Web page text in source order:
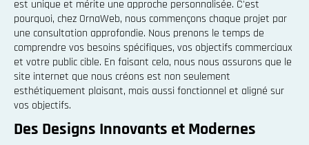
est unique et mérite une approche personnalisée. C'est
pourquoi, chez OrnaWeb, nous commençons chaque projet par
une consultation approfondie. Nous prenons le temps de
comprendre vos besoins spécifiques, vos objectifs commerciaux
et votre public cible. En faisant cela, nous nous assurons que le
site internet que nous créons est non seulement
esthétiquement plaisant, mais aussi fonctionnel et aligné sur
vos objectifs.
Des Designs Innovants et Modernes